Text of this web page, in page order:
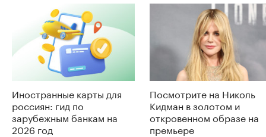
Иностранные карты для
россиян: гид по
зарубежным банкам на
2026 год
Посмотрите на Николь
Кидман в золотом и
откровенном образе на
премьере